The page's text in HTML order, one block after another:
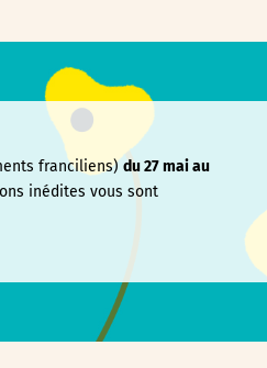
franciliens)du 27 mai au
inédites vous sont